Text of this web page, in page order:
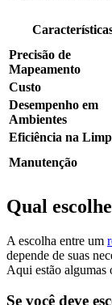
Precisão de
Mapeamento
Custo
Desempenho em
Ambientes
Eficiência na
Manutenção
Qual
A escolha entre um
depende de suas
Aqui estão algumas
Se você deve